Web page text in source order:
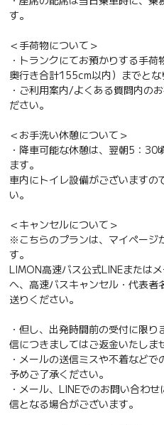
す。
＜手荷物について＞
・トランクにてお預かりする手
奥行き合計155cm以内）までとな
・ご利用案内/よくある質問内の
ださい。
＜お手洗い休憩について＞
・降車可能な休憩は、翌朝5：
ます。
車内にトイレ設備がございます
い。
＜キャンセルについて＞
※こちらのプランは、マイページ
す。
LIMON高速バス公式LINEまたは
へ、高速バスキャンセル・代表
送りください。
・但し、出発時間前の受付に限
信につきましてはご返金いたしま
・メールの送信ミスや不着などで
予めご了承ください。
・メール、LINEでのお問い合わ
信となる場合がございます。